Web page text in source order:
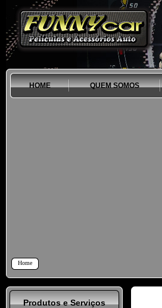
HOME QUEM SOMOS
Home
Produtos e Serviços